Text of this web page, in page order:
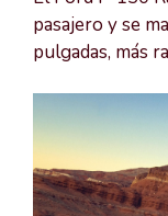
pasajero y se
pulgadas, más